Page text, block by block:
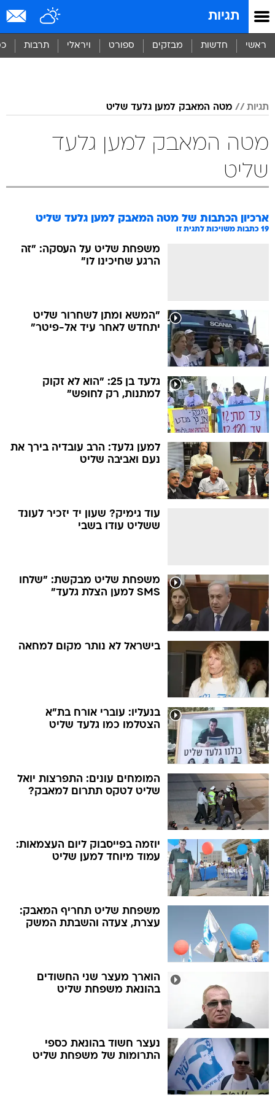
תגיות
ראשי חדשות מבזקים ספורט ויראלי תרבות
תגיות מטה המאבק למען גלעד שליט
מטה המאבק למען גלעד
שליט
ארכיון הכתבות של מטה המאבק למען גלעד שליט
19 כתבות משויכות לתגית זו
משפחת שליט על העסקה: "זה
הרגע שחיכינו לו"
"המשא ומתן לשחרור שליט
יתחדש לאחר עיד אל-פיטר"
גלעד בן 25: "הוא לא זקוק
למתנות, רק לחופש"
למען גלעד: הרב עובדיה בירך את
נעם ואביבה שליט
עוד גימיק? שעון יד יזכיר לעונד
ששליט עודו בשבי
משפחת שליט מבקשת: "שלחו
SMS למען הצלת גלעד"
בישראל לא נותר מקום למחאה
בנעליו: עוברי אורח בת"א
הצטלמו כמו גלעד שליט
המומחים עונים: התפרצות יואל
שליט לטקס תתרום למאבק?
יוזמה בפייסבוק ליום העצמאות:
עמוד מיוחד למען שליט
משפחת שליט תחריף המאבק:
עצרת, צעדה והשבתת המשק
הוארך מעצר שני החשודים
בהונאת משפחת שליט
נעצר חשוד בהונאת כספי
התרומות של משפחת שליט